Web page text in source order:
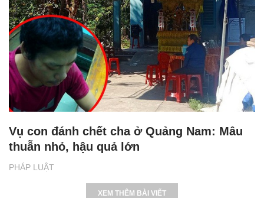
PHÁP LUẬT
Vụ con đánh chết cha ở Quảng Nam: Mâu
thuẫn nhỏ, hậu quả lớn
XEM THÊM BÀI VIẾT